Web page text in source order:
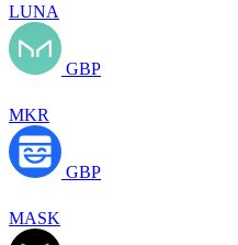
LUNA
GBP
MKR
GBP
MASK